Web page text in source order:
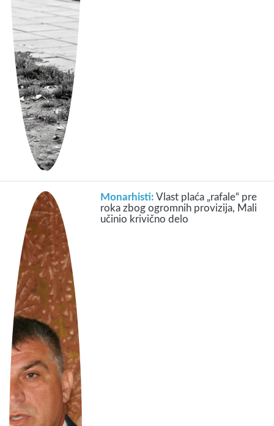
Monarhisti:Vlast plaća „rafale“ pre
roka zbog ogromnih provizija, Mali
učinio krivično delo